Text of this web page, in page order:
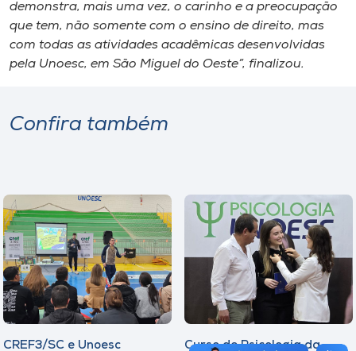
demonstra, mais uma vez, o carinho e a preocupação
que tem, não somente com o ensino de direito, mas
com todas as atividades acadêmicas desenvolvidas
pela Unoesc, em São Miguel do Oeste”, finalizou.
Confira também
CREF3/SC e Unoesc
Curso de Psicologia da